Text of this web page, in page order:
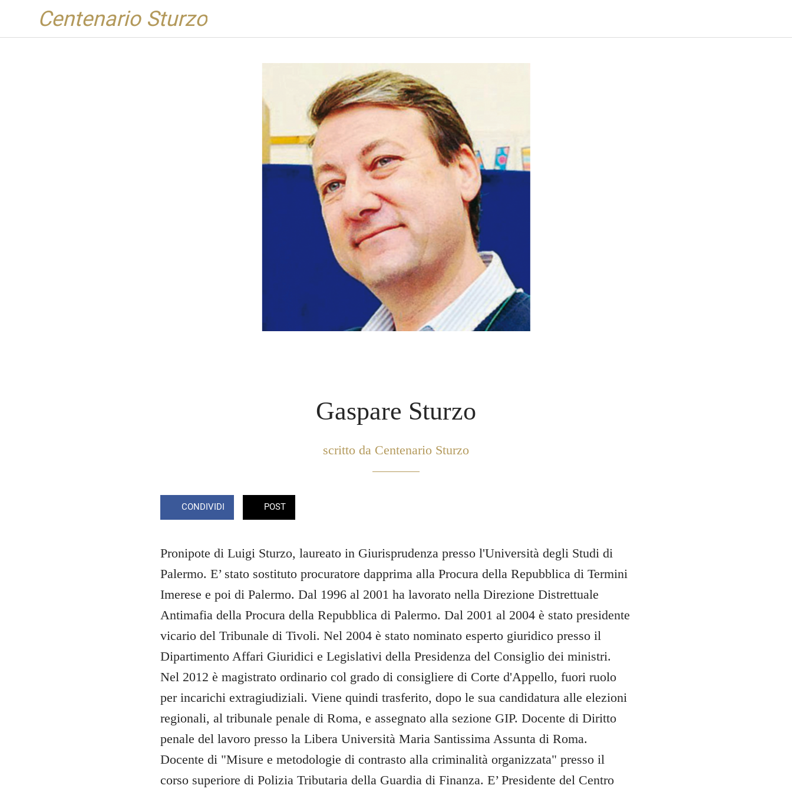
Centenario Sturzo
Gaspare Sturzo
scritto da Centenario Sturzo
CONDIVIDI POST
Pronipote di Luigi Sturzo, laureato in Giurisprudenza presso l'Università degli Studi di
Palermo. E’ stato sostituto procuratore dapprima alla Procura della Repubblica di Termini
Imerese e poi di Palermo. Dal 1996 al 2001 ha lavorato nella Direzione Distrettuale
Antimafia della Procura della Repubblica di Palermo. Dal 2001 al 2004 è stato presidente
vicario del Tribunale di Tivoli. Nel 2004 è stato nominato esperto giuridico presso il
Dipartimento Affari Giuridici e Legislativi della Presidenza del Consiglio dei ministri.
Nel 2012 è magistrato ordinario col grado di consigliere di Corte d'Appello, fuori ruolo
per incarichi extragiudiziali. Viene quindi trasferito, dopo le sua candidatura alle elezioni
regionali, al tribunale penale di Roma, e assegnato alla sezione GIP. Docente di Diritto
penale del lavoro presso la Libera Università Maria Santissima Assunta di Roma.
Docente di "Misure e metodologie di contrasto alla criminalità organizzata" presso il
corso superiore di Polizia Tributaria della Guardia di Finanza. E’ Presidente del Centro